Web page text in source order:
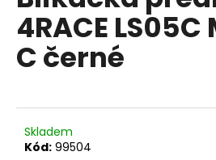
0,0
z
5
hvězdiček.
4RACE
C černé
Skladem
Kód: 99504
n
a
j
t
?